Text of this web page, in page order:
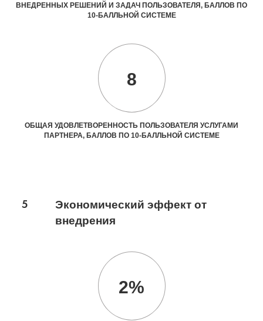
ВНЕДРЕННЫХ РЕШЕНИЙ И ЗАДАЧ ПОЛЬЗОВАТЕЛЯ, БАЛЛОВ ПО
10-БАЛЛЬНОЙ СИСТЕМЕ
8
ОБЩАЯ УДОВЛЕТВОРЕННОСТЬ ПОЛЬЗОВАТЕЛЯ УСЛУГАМИ
ПАРТНЕРА, БАЛЛОВ ПО 10-БАЛЛЬНОЙ СИСТЕМЕ
5
Экономический эффект от
внедрения
2%